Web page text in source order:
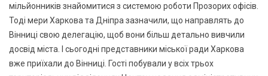
мільйонників знайомитися з системою роботи Прозорих офісів.
Тоді мери Харкова та Дніпра зазначили, що направлять до
Вінниці свою делегацію, щоб вони більш детально вивчили
досвід міста. І сьогодні представники міської ради Харкова
вже приїхали до Вінниці. Гості побували у всіх трьох